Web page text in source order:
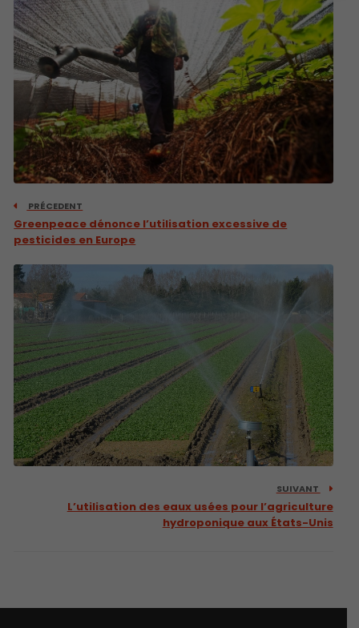
PRÉCEDENT
Greenpeace dénonce l’utilisation excessive de
pesticides en Europe
SUIVANT
L’utilisation des eaux usées pour l’agriculture
hydroponique aux États-Unis